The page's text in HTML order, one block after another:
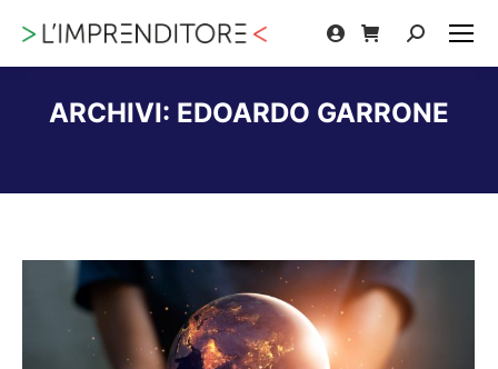
Cerca:
ARCHIVI: EDOARDO GARRONE